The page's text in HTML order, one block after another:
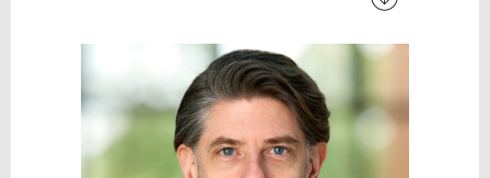
universitetsverdenen og arbejder nu blandt
andet med forsknings- og udviklingsprojekter,
der kombinerer industrielle varmepumper med
højtemperatur varmelagring. Hun beskæftiger
sig desuden med digitalisering af køle- og
varmepumpeteknologier samt formidling af
viden til branchen.